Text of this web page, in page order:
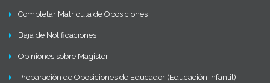
Completar Matrícula de Oposiciones
Baja de Notificaciones
Opiniones sobre Magister
Preparación de Oposiciones de Educador (Educación Infantil)